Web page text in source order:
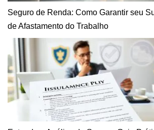
Seguro de Renda: Como Garantir seu
de Afastamento do Trabalho